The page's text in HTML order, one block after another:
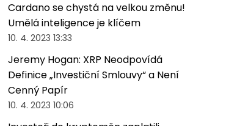
Cardano se chystá na velkou změnu!
Umělá inteligence je klíčem
10. 4. 2023 13:33
Jeremy Hogan: XRP Neodpovídá
Definice „Investiční Smlouvy“ a Není
Cenný Papír
10. 4. 2023 10:06